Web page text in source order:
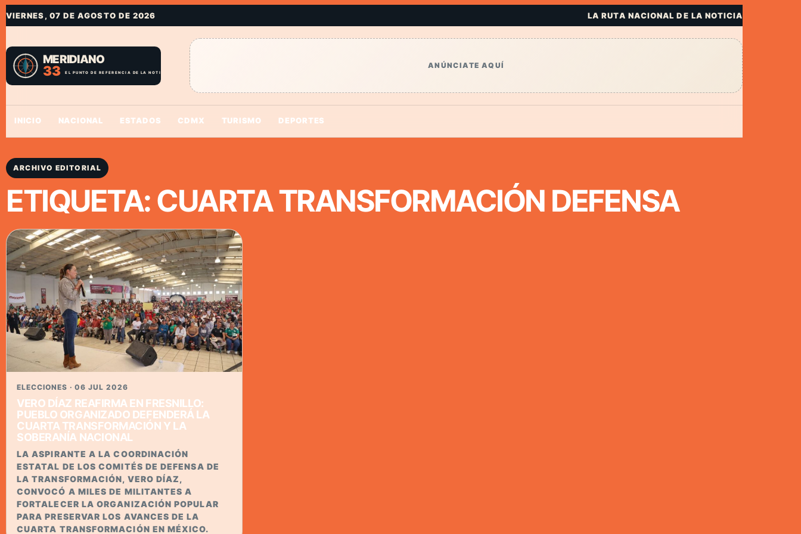
VIERNES, 07 DE AGOSTO DE 2026 LA RUTA NACIONAL DE LA NOTICIA
ANÚNCIATE AQUÍ
INICIO NACIONAL ESTADOS CDMX TURISMO DEPORTES
ARCHIVO EDITORIAL
ETIQUETA: CUARTA TRANSFORMACIÓN DEFENSA
ELECCIONES · 06 JUL 2026
VERO DÍAZ REAFIRMA EN FRESNILLO:
PUEBLO ORGANIZADO DEFENDERÁ LA
CUARTA TRANSFORMACIÓN Y LA
SOBERANÍA NACIONAL
LA ASPIRANTE A LA COORDINACIÓN
ESTATAL DE LOS COMITÉS DE DEFENSA DE
LA TRANSFORMACIÓN, VERO DÍAZ,
CONVOCÓ A MILES DE MILITANTES A
FORTALECER LA ORGANIZACIÓN POPULAR
PARA PRESERVAR LOS AVANCES DE LA
CUARTA TRANSFORMACIÓN EN MÉXICO.